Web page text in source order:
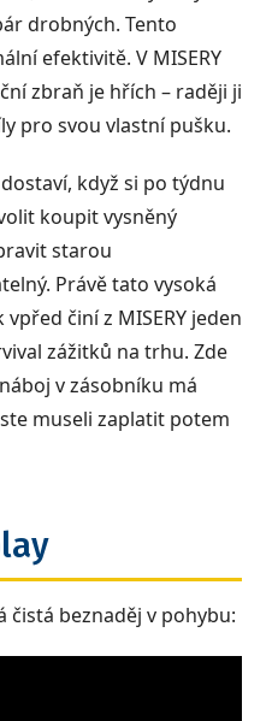
drobných. Tento
efektivitě. V MISERY
zbraň je hřích – raději ji
pro svou vlastní pušku.
když si po týdnu
koupit vysněný
starou
Právě tato vysoká
činí z MISERY jeden
zážitků na trhu. Zde
v zásobníku má
museli zaplatit potem
čistá beznaděj v pohybu: